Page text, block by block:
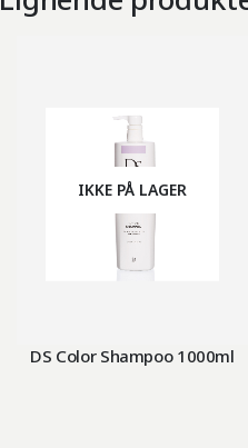
IKKE PÅ LAGER
DS Color Shampoo 1000ml